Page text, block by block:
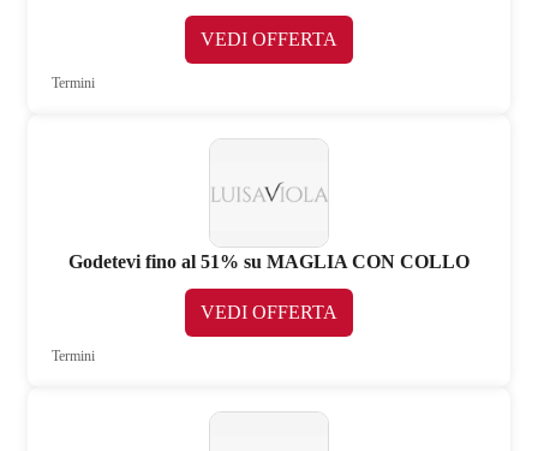
VEDI OFFERTA
Termini
Godetevi fino al 51% su MAGLIA CON COLLO
VEDI OFFERTA
Termini